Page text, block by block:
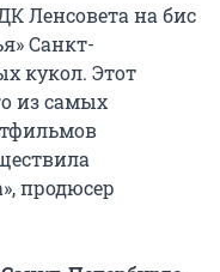
Ленсовета на бис
Санкт-
кукол. Этот
из самых
продюсер